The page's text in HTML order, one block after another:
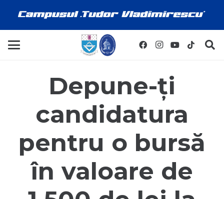
Depune-ți
candidatura
pentru o bursă
în valoare de